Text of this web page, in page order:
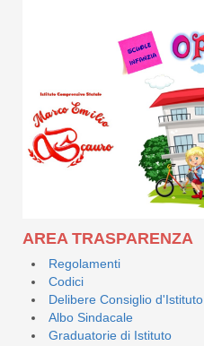
AREA TRASPARENZA
Regolamenti
Codici
Delibere Consiglio d'Istituto
Albo Sindacale
Graduatorie di Istituto